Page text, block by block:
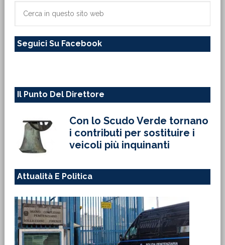
primaria
sito
Seguici Su Facebook
Il Punto Del Direttore
Con lo Scudo Verde tornano
i contributi per sostituire i
veicoli più inquinanti
Attualità E Politica